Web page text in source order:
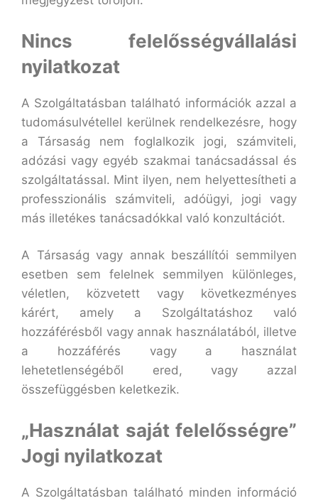
Nincs felelősségvállalási
nyilatkozat
A Szolgáltatásban található információk azzal a
tudomásulvétellel kerülnek rendelkezésre, hogy
a Társaság nem foglalkozik jogi, számviteli,
adózási vagy egyéb szakmai tanácsadással és
szolgáltatással. Mint ilyen, nem helyettesítheti a
professzionális számviteli, adóügyi, jogi vagy
más illetékes tanácsadókkal való konzultációt.
A Társaság vagy annak beszállítói semmilyen
esetben sem felelnek semmilyen különleges,
véletlen, közvetett vagy következményes
kárért, amely a Szolgáltatáshoz való
hozzáférésből vagy annak használatából, illetve
a hozzáférés vagy a használat
lehetetlenségéből ered, vagy azzal
összefüggésben keletkezik.
„Használat saját felelősségre”
Jogi nyilatkozat
A Szolgáltatásban található minden információ